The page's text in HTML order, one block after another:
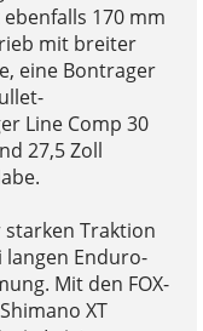
170 mm
mit breiter
eine Bontrager
Line Comp 30
27,5 Zoll
starken Traktion
Enduro-
Mit den FOX-
XT